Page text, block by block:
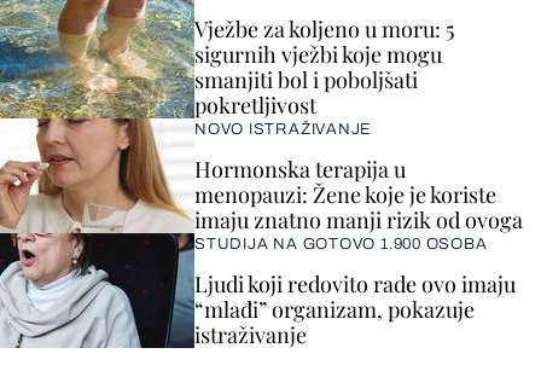
Vježbe za koljeno u moru: 5
sigurnih vježbi koje mogu
smanjiti bol i poboljšati
pokretljivost
NOVO ISTRAŽIVANJE
Hormonska terapija u
menopauzi: Žene koje je koriste
imaju znatno manji rizik od ovoga
STUDIJA NA GOTOVO 1.900 OSOBA
Ljudi koji redovito rade ovo imaju
“mlađi” organizam, pokazuje
istraživanje